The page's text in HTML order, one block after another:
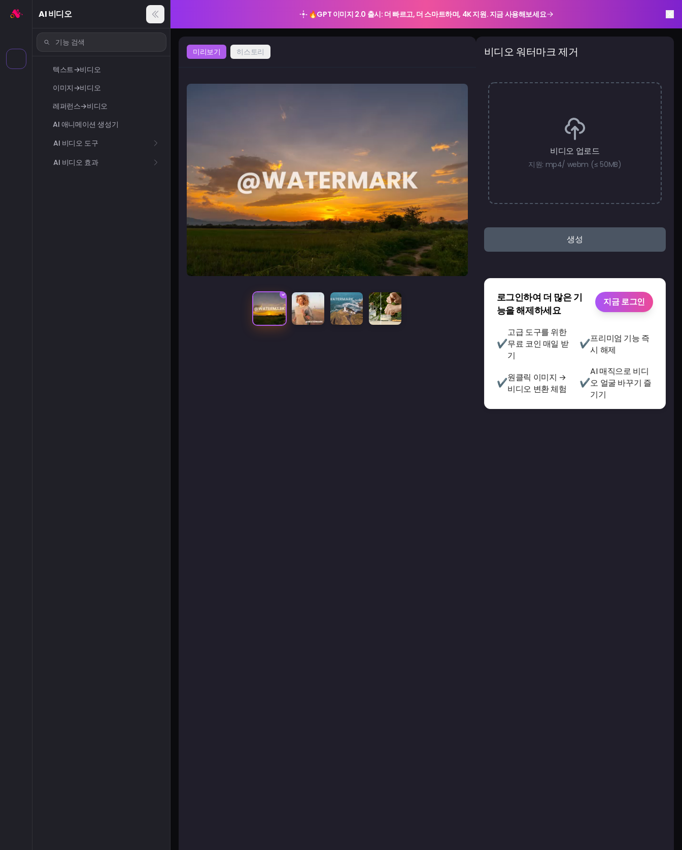
AI 비디오
텍스트→비디오
이미지→비디오
레퍼런스→비디오
AI 애니메이션 생성기
AI 비디오 도구
AI 비디오 효과
🔥GPT 이미지 2.0 출시: 더 빠르고, 더 스마트하며, 4K 지원. 지금 사용해보세요
미리보기 히스토리 비디오 워터마크 제거
비디오 업로드
지원: mp4/ webm (≤ 50MB)
생성
로그인하여 더 많은 기
능을 해제하세요
지금 로그인
✔
고급 도구를 위한
무료 코인 매일 받
기
✔프리미엄 기능 즉
시 해제
✔원클릭 이미지 →
비디오 변환 체험
✔
AI 매직으로 비디
오 얼굴 바꾸기 즐
기기